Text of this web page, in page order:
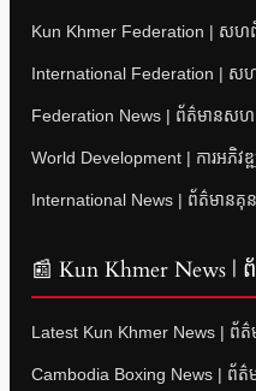
Kun Khmer Federation | សហព័ន្
International Federation | សហព័
Federation News | ព័ត៌មានសហ
World Development | ការអភិវ
International News | ព័ត៌មានគុនខ្
📰 Kun Khmer News | ព័
Latest Kun Khmer News | ព័ត៌
Cambodia Boxing News | ព័ត៌ម